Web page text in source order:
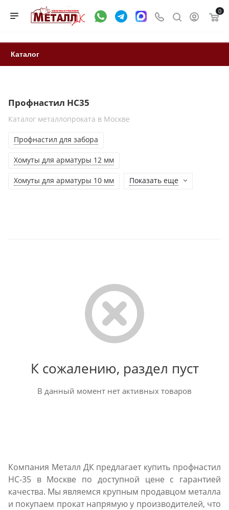
0
Каталог
Профнастил НС35
Каталог металлопроката в Москве
Профнастил для забора
Хомуты для арматуры 12 мм
Хомуты для арматуры 10 мм Показать еще
К сожалению, раздел пуст
В данный момент нет активных товаров
Компания Металл ДК предлагает купить профнастил
НС-35 в Москве по доступной цене с гарантией
качества. Мы являемся крупным продавцом металла
и покупаем прокат напрямую у производителей, что